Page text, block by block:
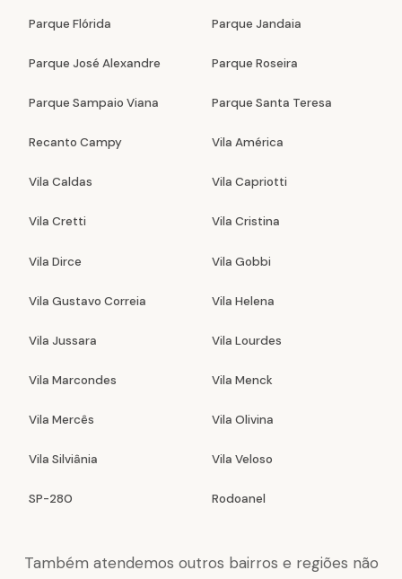
Parque Flórida Parque Jandaia
Parque José Alexandre Parque Roseira
Parque Sampaio Viana Parque Santa Teresa
Recanto Campy Vila América
Vila Caldas Vila Capriotti
Vila Cretti Vila Cristina
Vila Dirce Vila Gobbi
Vila Gustavo Correia Vila Helena
Vila Jussara Vila Lourdes
Vila Marcondes Vila Menck
Vila Mercês Vila Olivina
Vila Silviânia Vila Veloso
SP-280 Rodoanel
Também atendemos outros bairros e regiões não